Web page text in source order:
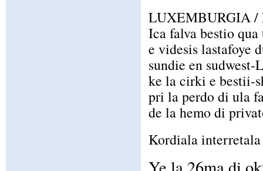
LUXEMBURGIA /
Ica falva bestio qua
e videsis lastafoye
sundie en
ke la cirki e bestii-
pri la perdo di ula
de la hemo di
Kordiala